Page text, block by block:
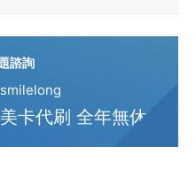
諮詢
卡代刷 全年無休